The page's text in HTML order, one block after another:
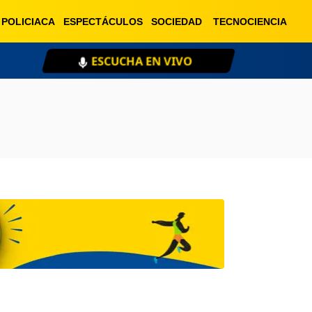
POLICIACA ESPECTÁCULOS SOCIEDAD TECNOCIENCIA
ESCUCHA EN VIVO